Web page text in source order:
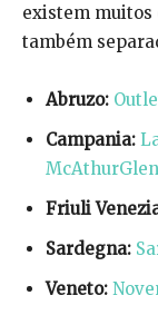
existem muitos
também
Abruzo:
Campania:
McAthurGlen
Friuli
Sardegna:
Veneto: